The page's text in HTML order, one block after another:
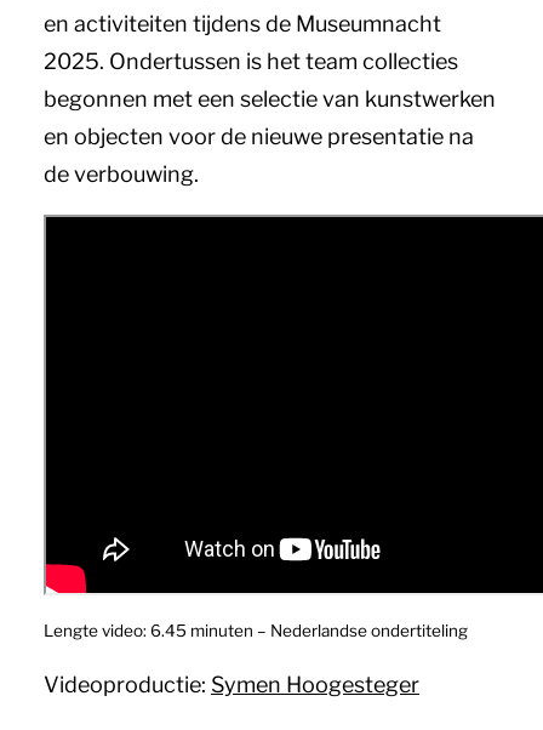
en activiteiten tijdens de Museumnacht
2025. Ondertussen is het team collecties
begonnen met een selectie van kunstwerken
en objecten voor de nieuwe presentatie na
de verbouwing.
Lengte video: 6.45 minuten – Nederlandse ondertiteling
Videoproductie: Symen Hoogesteger